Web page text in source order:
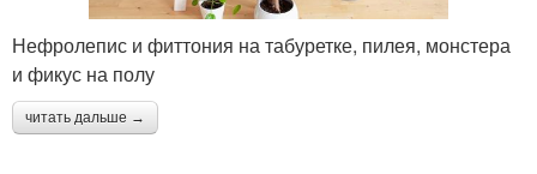
Нефролепис и фиттония на табуретке, пилея, монстера
и фикус на полу
читать дальше →